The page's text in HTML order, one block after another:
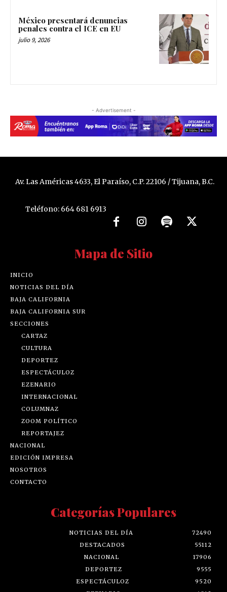
México presentará denuncias
penales contra el ICE en EU
julio 9, 2026
- Advertisement -
Av. Las Américas 4633, El Paraíso, C.P. 22106 / Tijuana, B.C.
Teléfono: 664 681 6913
Mapa de Sitio
INICIO
NOTICIAS DEL DÍA
BAJA CALIFORNIA
BAJA CALIFORNIA SUR
SECCIONES
CARTAZ
CULTURA
DEPORTEZ
ESPECTÁCULOZ
EZENARIO
INTERNACIONAL
COLUMNAZ
ZOOM POLÍTICO
REPORTAJEZ
NACIONAL
EDICIÓN IMPRESA
NOSOTROS
CONTACTO
Categorías Populares
NOTICIAS DEL DÍA
72490
DESTACADOS
55112
NACIONAL
17906
DEPORTEZ
9555
ESPECTÁCULOZ
9520